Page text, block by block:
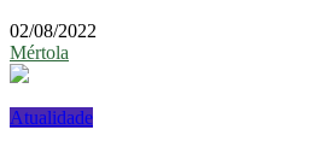
02/08/2022
Mértola
Atualidade